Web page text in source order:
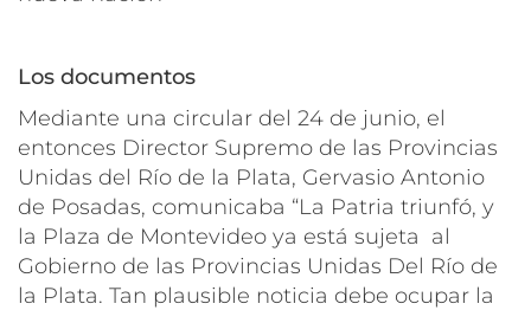
Los documentos
Mediante una circular del 24 de junio, el
entonces Director Supremo de las Provincias
Unidas del Río de la Plata, Gervasio Antonio
de Posadas, comunicaba “La Patria triunfó, y
la Plaza de Montevideo ya está sujeta al
Gobierno de las Provincias Unidas Del Río de
la Plata. Tan plausible noticia debe ocupar la